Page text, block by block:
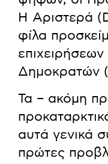
Η Αριστερά
φίλα
Δημοκρατών
Τα – ακόμη
αυτά γενικά
πρώτες